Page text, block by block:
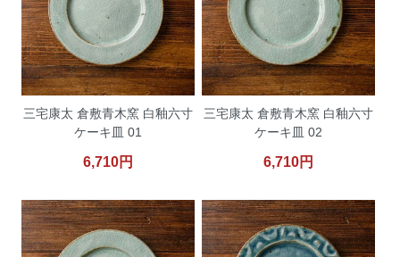
三宅康太 倉敷青木窯 白釉六寸
ケーキ皿 01
6,710円
三宅康太 倉敷青木窯 白釉六寸
ケーキ皿 02
6,710円